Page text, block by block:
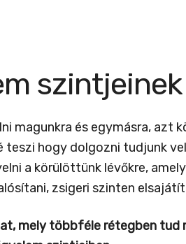
magunkra és egymásra, azt
hogy dolgozni tudjunk
a körülöttünk lévőkre,
zsigeri szinten
mely többféle rétegben tud